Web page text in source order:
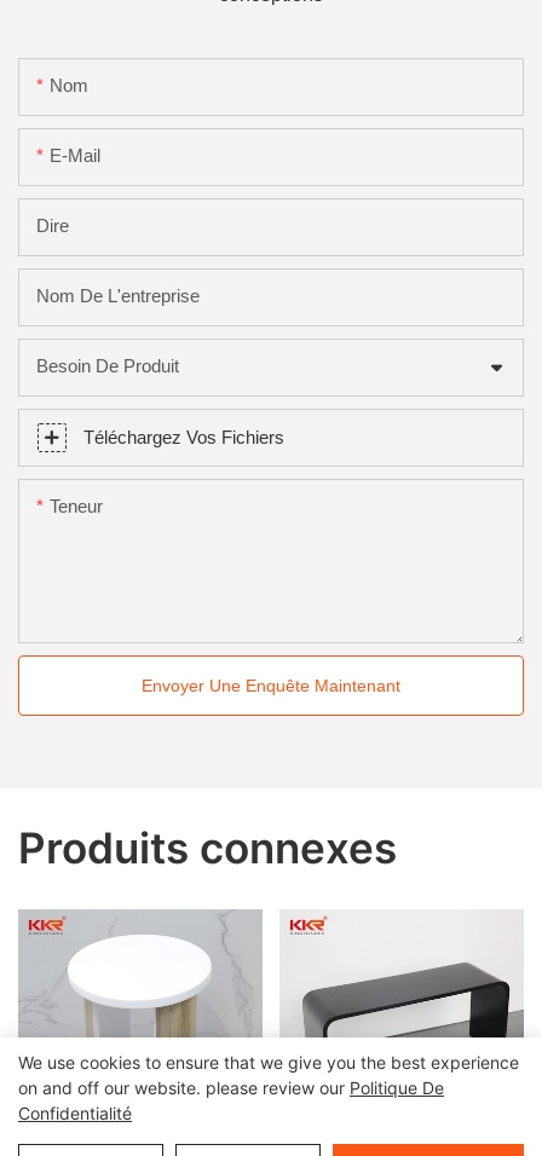
Nom
E-Mail
Dire
Nom De L'entreprise
Besoin De Produit
Téléchargez Vos Fichiers
Teneur
Envoyer Une Enquête Maintenant
Produits connexes
We use cookies to ensure that we give you the best experience
on and off our website. please review our Politique De
Confidentialité